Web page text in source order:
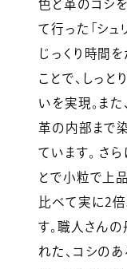
色と革のコシ
て行った「シュ
じっくり時間
ことで、しっ
いを実現。ま
革の内部まで
ています。 さ
とで小粒で上
比べて実に2
す。職人さん
れた、コシの